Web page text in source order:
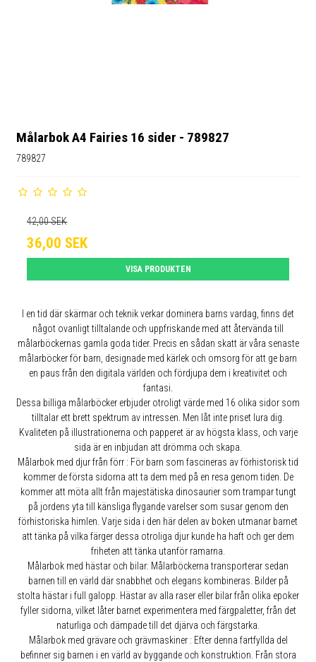
Målarbok A4 Fairies 16 sider - 789827
789827
42,00 SEK
36,00 SEK
VISA PRODUKTEN
I en tid där skärmar och teknik verkar dominera barns vardag, finns det
något ovanligt tilltalande och uppfriskande med att återvända till
målarböckernas gamla goda tider. Precis en sådan skatt är våra senaste
målarböcker för barn, designade med kärlek och omsorg för att ge barn
en paus från den digitala världen och fördjupa dem i kreativitet och
fantasi.
Dessa billiga målarböcker erbjuder otroligt värde med 16 olika sidor som
tilltalar ett brett spektrum av intressen. Men låt inte priset lura dig.
Kvaliteten på illustrationerna och papperet är av högsta klass, och varje
sida är en inbjudan att drömma och skapa.
Målarbok med djur från förr : För barn som fascineras av förhistorisk tid
kommer de första sidorna att ta dem med på en resa genom tiden. De
kommer att möta allt från majestätiska dinosaurier som trampar tungt
på jordens yta till känsliga flygande varelser som susar genom den
förhistoriska himlen. Varje sida i den här delen av boken utmanar barnet
att tänka på vilka färger dessa otroliga djur kunde ha haft och ger dem
friheten att tänka utanför ramarna.
Målarbok med hästar och bilar: Målarböckerna transporterar sedan
barnen till en värld där snabbhet och elegans kombineras. Bilder på
stolta hästar i full galopp. Hästar av alla raser eller bilar från olika epoker
fyller sidorna, vilket låter barnet experimentera med färgpaletter, från det
naturliga och dämpade till det djärva och färgstarka.
Målarbok med grävare och grävmaskiner : Efter denna fartfyllda del
befinner sig barnen i en värld av byggande och konstruktion. Från stora